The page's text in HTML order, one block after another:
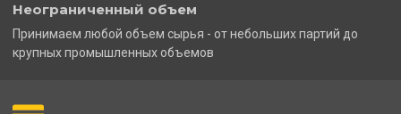
Неограниченный объем
Принимаем любой объем сырья - от небольших партий до
крупных промышленных объемов